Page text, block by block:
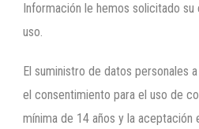
Información le hemos solicitado
uso.
El suministro de datos personales
el consentimiento para el uso de
mínima de 14 años y la